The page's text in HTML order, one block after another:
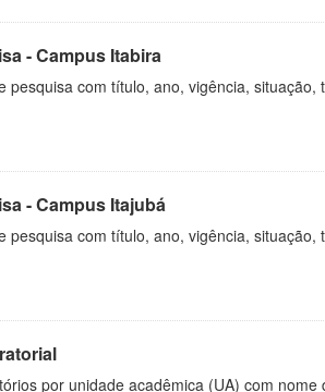
- Campus Itabira
pesquisa com título, ano, vigência,
- Campus Itajubá
pesquisa com título, ano, vigência,
por unidade acadêmica (UA) com